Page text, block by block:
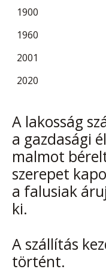
1900
1960
2001
2020
A lakosság
a gazdasági
malmot
szerepet
a falusiak
ki.
A szállítás
történt.